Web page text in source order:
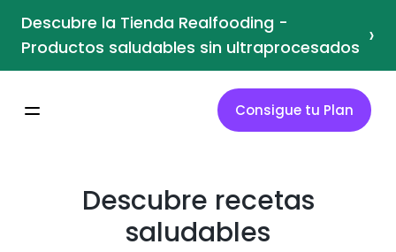
Descubre la Tienda Realfooding -
Productos saludables sin ultraprocesados ›
Consigue tu Plan
Descubre recetas
saludables